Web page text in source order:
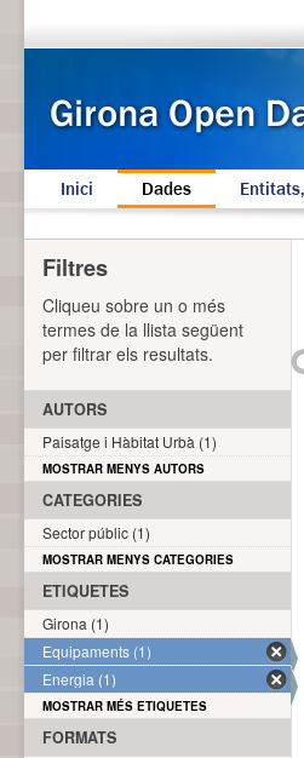
Inici Dades
Filtres
Cliqueu sobre un o més
termes de la llista següent
per filtrar els resultats.
AUTORS
Paisatge i Hàbitat Urbà (1)
MOSTRAR MENYS AUTORS
CATEGORIES
Sector públic (1)
MOSTRAR MENYS CATEGORIES
ETIQUETES
Girona (1)
Equipaments (1)
Energia (1)
MOSTRAR MÉS ETIQUETES
FORMATS